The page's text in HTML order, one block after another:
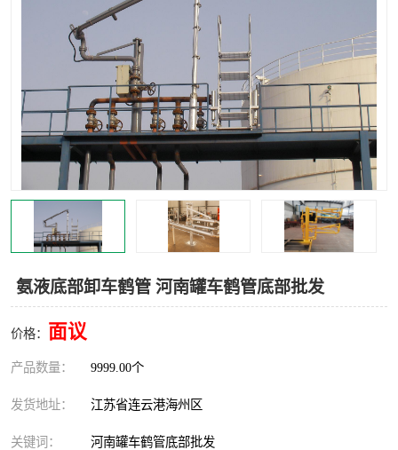
氨液底部卸车鹤管 河南罐车鹤管底部批发
价格： 面议
产品数量： 9999.00个
发货地址： 江苏省连云港海州区
关键词： 河南罐车鹤管底部批发
卸车鹤管
装车鹤管 输油臂
紧急脱离干式接头 火车鹤管
汽车鹤管 顶部鹤管
底部鹤管 低温鹤管
浮动出油装置 鹤管